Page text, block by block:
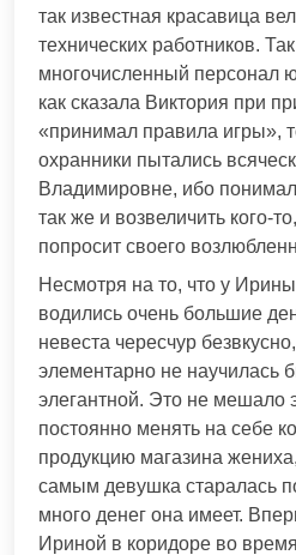
так известная красавица
технических работников.
многочисленный персонал
как сказала Виктория при
«принимал правила игры»,
охранники пытались
Владимировне, ибо
так же и возвеличить кого-
попросит своего
Несмотря на то, что у
водились очень большие
невеста чересчур
элементарно не научилась
элегантной. Это не мешало
постоянно менять на себе
продукцию магазина
самым девушка старалась
много денег она имеет.
Ириной в коридоре во